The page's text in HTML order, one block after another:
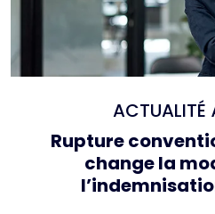
ACTUALITÉ
Rupture
change la